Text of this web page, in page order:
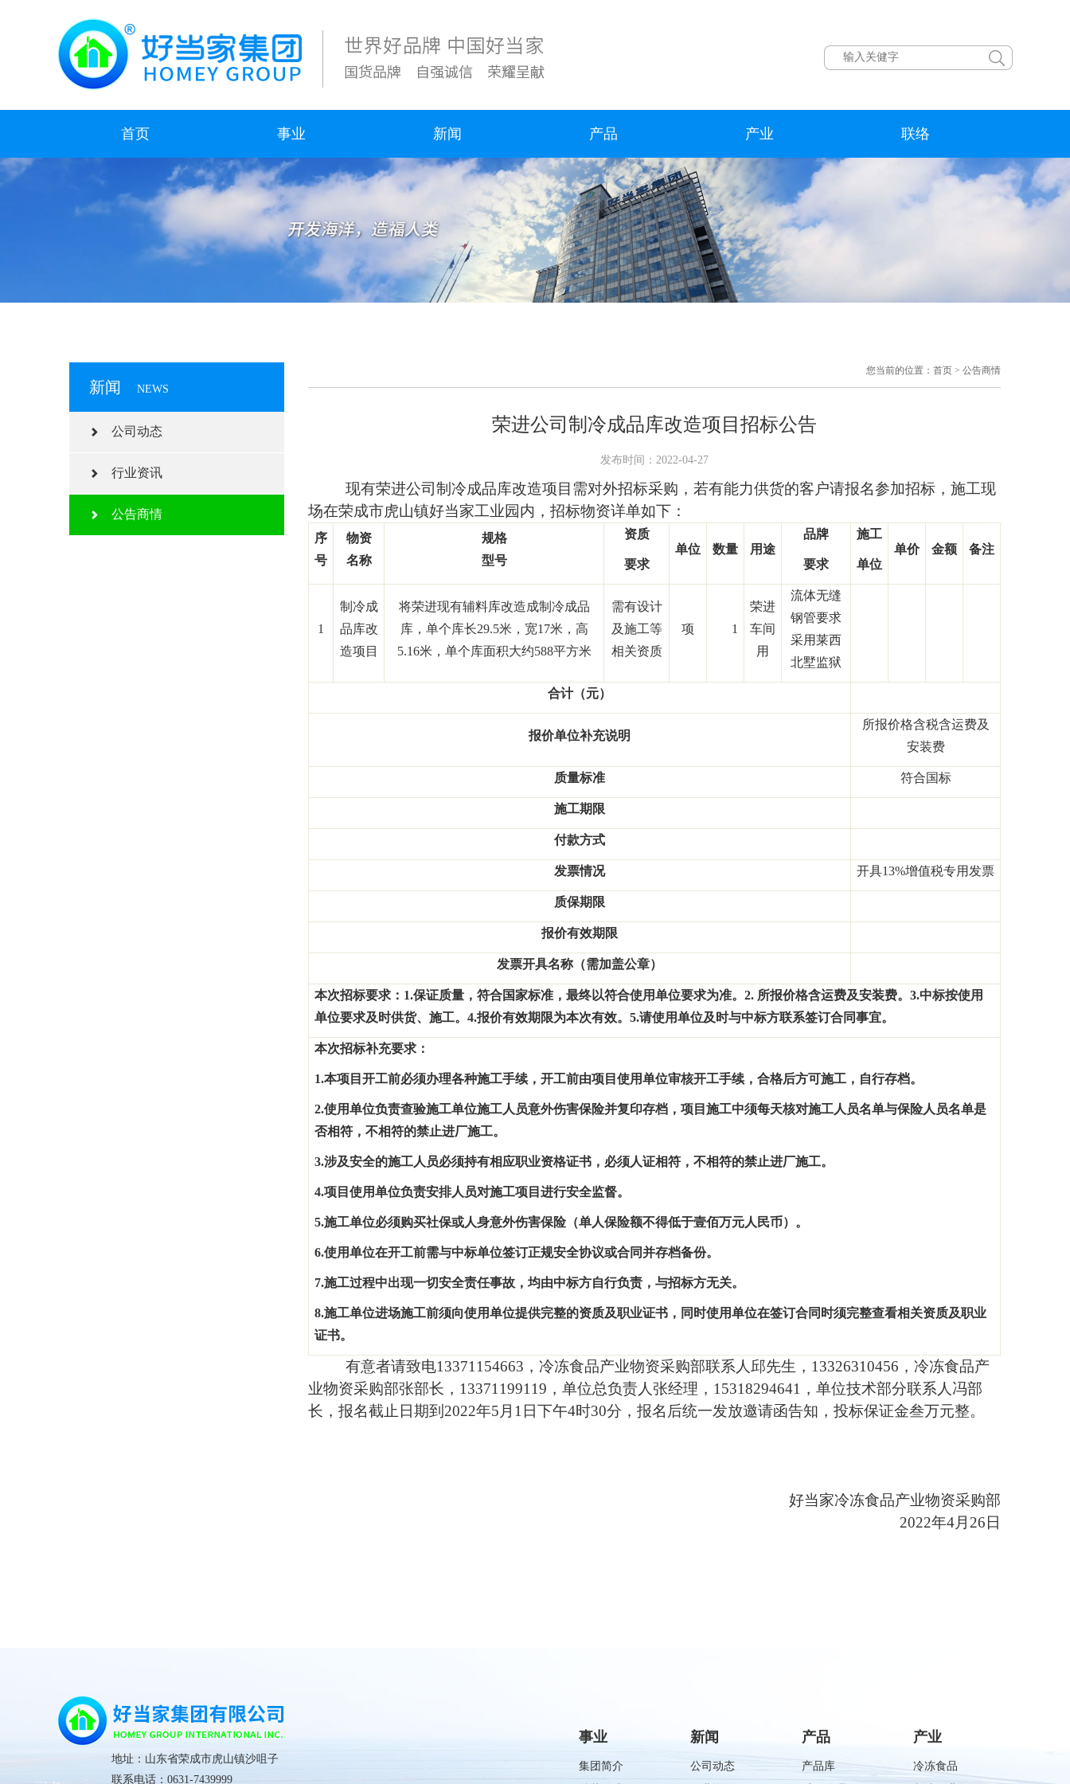
首页 事业 新闻 产品 产业 联络
新闻 NEWS
公司动态
行业资讯
公告商情
您当前的位置： 首页 > 公告商情
荣进公司制冷成品库改造项目招标公告
发布时间：2022-04-27
现有荣进公司制冷成品库改造项目需对外招标采购，若有能力供货的客户请报名参加招标，施工现
场在荣成市虎山镇好当家工业园内，招标物资详单如下：
序
号
物资
名称
规格
型号
资质
要求
单位 数量 用途
品牌
要求
施工
单位
单价 金额 备注
1
制冷成
品库改
造项目
将荣进现有辅料库改造成制冷成品
库，单个库长29.5米，宽17米，高
5.16米，单个库面积大约588平方米
需有设计
及施工等
相关资质
项 1
荣进
车间
用
流体无缝
钢管要求
采用莱西
北墅监狱
合计（元）
报价单位补充说明
所报价格含税含运费及
安装费
质量标准 符合国标
施工期限
付款方式
发票情况 开具13%增值税专用发票
质保期限
报价有效期限
发票开具名称（需加盖公章）
本次招标要求： 1.保证质量，符合国家标准，最终以符合使用单位要求为准。 2. 所报价格含运费及安装费。 3.中标按使用
单位要求及时供货、施工。 4.报价有效期限为本次有效。 5.请使用单位及时与中标方联系签订合同事宜。
本次招标补充要求：
1.本项目开工前必须办理各种施工手续，开工前由项目使用单位审核开工手续，合格后方可施工，自行存档。
2.使用单位负责查验施工单位施工人员意外伤害保险并复印存档，项目施工中须每天核对施工人员名单与保险人员名单是
否相符，不相符的禁止进厂施工。
3.涉及安全的施工人员必须持有相应职业资格证书，必须人证相符，不相符的禁止进厂施工。
4.项目使用单位负责安排人员对施工项目进行安全监督。
5.施工单位必须购买社保或人身意外伤害保险（单人保险额不得低于壹佰万元人民币）。
6.使用单位在开工前需与中标单位签订正规安全协议或合同并存档备份。
7.施工过程中出现一切安全责任事故，均由中标方自行负责，与招标方无关。
8.施工单位进场施工前须向使用单位提供完整的资质及职业证书，同时使用单位在签订合同时须完整查看相关资质及职业
证书。
有意者请致电13371154663 ，冷冻食品产业物资采购部联系人邱先生， 13326310456 ，冷冻食品产
业物资采购部张部长， 13371199119 ，单位总负责人张经理， 15318294641 ，单位技术部分联系人冯部
长，报名截止日期到 2022年5 月 1 日下午4时30分，报名后统一发放邀请函告知，投标保证金叁万元整。
好当家冷冻食品产业物资采购部
2022年4月 26 日
地址：山东省荣成市虎山镇沙咀子
联系电话：0631-7439999
事业
集团简介
新闻
公司动态
产品
产品库
产业
冷冻食品